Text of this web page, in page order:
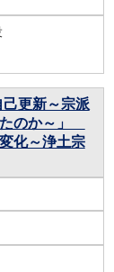
更新～宗派
のか～」
化～浄土宗